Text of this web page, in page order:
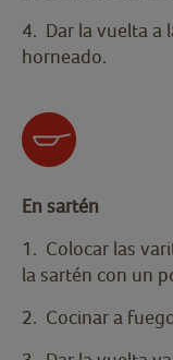
4. Dar la vuelta a
horneado.
En sartén
1. Colocar las
la sartén con un
2. Cocinar a